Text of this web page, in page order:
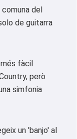
del
de guitarra
fàcil
però
simfonia
un 'banjo' al